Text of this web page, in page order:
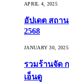
APRIL 4, 2025
อัปเดต สถา
2568
JANUARY 30, 2025
รวมร้านจัด
เอ็นดู